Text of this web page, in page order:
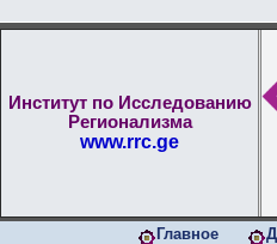
Институт по Исследованию
Регионализма
www.rrc.ge
Главное